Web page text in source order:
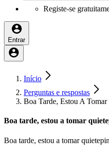
Registe-se
Entrar
Início
Perguntas e respostas
Boa Tarde, Estou A
Boa tarde, estou a tomar
Boa tarde, estou a tomar